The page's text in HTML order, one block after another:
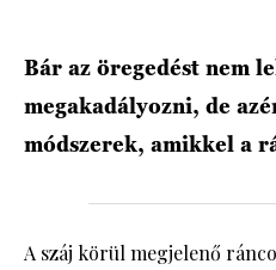
Bár az öregedést nem
megakadályozni, de
módszerek, amikkel a
A száj körül megjelenő